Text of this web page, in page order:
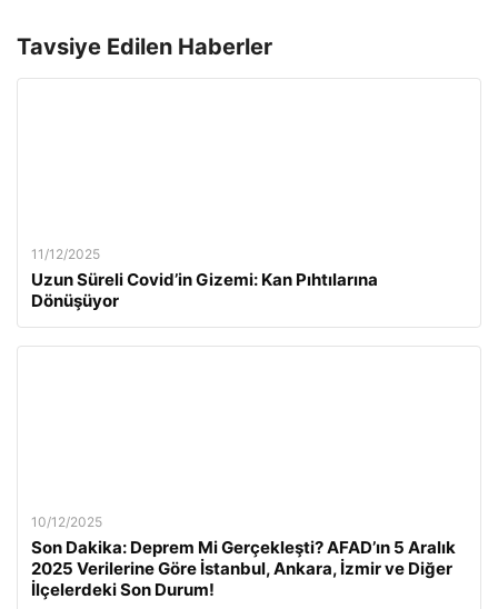
Tavsiye Edilen Haberler
11/12/2025
Uzun Süreli Covid’in Gizemi: Kan Pıhtılarına
Dönüşüyor
10/12/2025
Son Dakika: Deprem Mi Gerçekleşti? AFAD’ın 5 Aralık
2025 Verilerine Göre İstanbul, Ankara, İzmir ve Diğer
İlçelerdeki Son Durum!